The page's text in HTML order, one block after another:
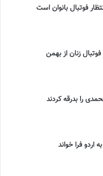
فوتبال بانوان است
زنان از بهمن
را بدرقه کردند